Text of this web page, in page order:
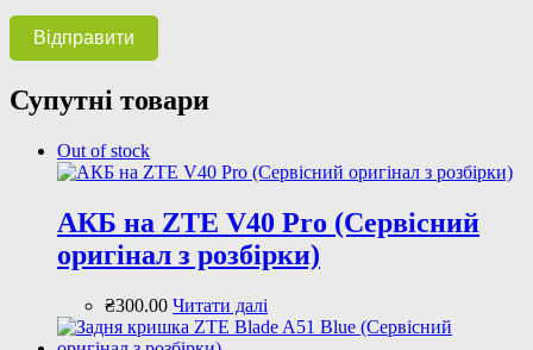
Супутні товари
Out of stock
АКБ на ZTE V40 Pro (Сервісний
оригінал з розбірки)
₴300.00 Читати далі